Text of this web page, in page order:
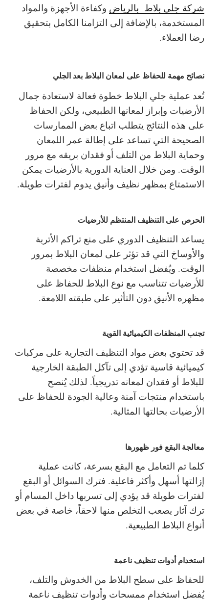
شركة جلي بلاط بالرياض وكفاءة الأجهزة والمواد
المستخدمة، بالإضافة إلى التزامنا الكامل بتحقيق
رضا العملاء.
نصائح مهمة للحفاظ على لمعان البلاط بعد الجلي
تُعد عملية جلي البلاط خطوة فعالة لاستعادة جمال
الأرضيات وإبراز لمعانها الطبيعي، ولكن الحفاظ
على هذه النتائج يتطلب اتباع بعض الممارسات
الصحيحة التي تساعد على إطالة عمر اللمعان
وحماية البلاط من التلف أو فقدان بريقه مع مرور
الوقت. ومن خلال العناية الدورية بالأرضيات يمكن
الاستمتاع بمظهر نظيف وأنيق يدوم لفترات طويلة.
الحرص على التنظيف المنتظم للأرضيات
يساعد التنظيف الدوري على منع تراكم الأتربة
والأوساخ التي قد تؤثر على لمعان البلاط بمرور
الوقت. ويُفضل استخدام منظفات مخصصة
للأرضيات تتناسب مع نوع البلاط للحفاظ على
مظهره الأنيق دون التأثير على طبقته اللامعة.
تجنب المنظفات الكيميائية القوية
قد تحتوي بعض مواد التنظيف التجارية على مركبات
كيميائية قاسية تؤدي إلى تآكل الطبقة الخارجية
للبلاط أو فقدان لمعانه تدريجياً. لذلك يُنصح
باستخدام منتجات آمنة وعالية الجودة للحفاظ على
الأرضيات بحالتها المثالية.
معالجة البقع فور ظهورها
كلما تم التعامل مع البقع بسرعة، كانت عملية
إزالتها أسهل وأكثر فاعلية. فترك السوائل أو البقع
لفترات طويلة قد يؤدي إلى تسربها داخل المسام أو
ترك آثار يصعب التخلص منها لاحقاً، خاصة في بعض
أنواع البلاط الطبيعية.
استخدام أدوات تنظيف ناعمة
للحفاظ على سطح البلاط من الخدوش والتلف،
يُفضل استخدام ممسحات وأدوات تنظيف ناعمة